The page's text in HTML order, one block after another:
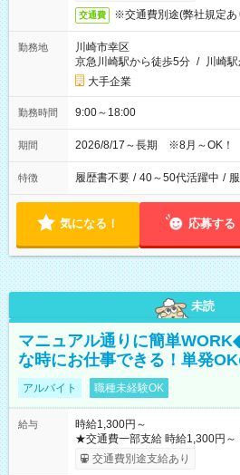
交通費 ※交通費別途(弊社規定あ
勤務地
川崎市幸区
京急川崎駅から徒歩5分 / 川崎
大手企業
勤務時間 9:00～18:00
期間 2026/8/17～長期 ※8月～OK！
特徴 履歴書不要 / 40～50代活躍中 /
気になる！ 応募する
未読
マニュアル通りに簡単
な時にお仕事できる！単発
アルバイト 職種未経験OK
給与
時給1,300円～
★交通費一部支給 時給1,300円～ ※試験・役割により手当あり
※勤務回数により昇給あり 【即
り！】 希望される場合、勤務か
交通費別途支給あり